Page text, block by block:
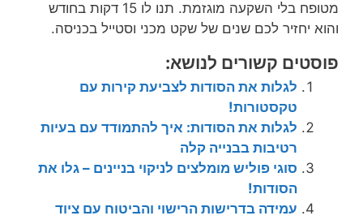
מטופח בלי השקעה מוגזמת. תנו לו 15 דקות בחודש
והוא יחזיר לכם שנים של שקט מכני וסטייל בכניסה.
פוסטים קשורים לנושא:
לגלות את הסודות לצביעת קירות עם
טקסטורות!
לגלות את הסודות: איך להתמודד עם בעיות
רטיבות בבנייה קלה
סוגי פוליש מומלצים לניקוי בניינים – גלו את
הסודות!
עמידה בדרישות הרישוי והביטוח עם ציוד